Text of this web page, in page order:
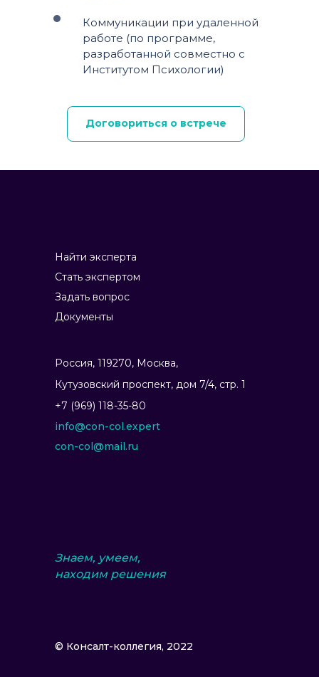
Коммуникации при удаленной
работе (по программе,
разработанной совместно с
Институтом Психологии)
Договориться о встрече
Найти эксперта
Стать экспертом
Задать вопрос
Документы
© Консалт-коллегия, 2022
Россия, 119270, Москва,
info@con-col.expert
+7 (969) 118-35-80
Ку­тузов­ский прос­пект, дом 7/4, стр. 1
Знаем, умеем,
находим решения
con-col@mail.ru